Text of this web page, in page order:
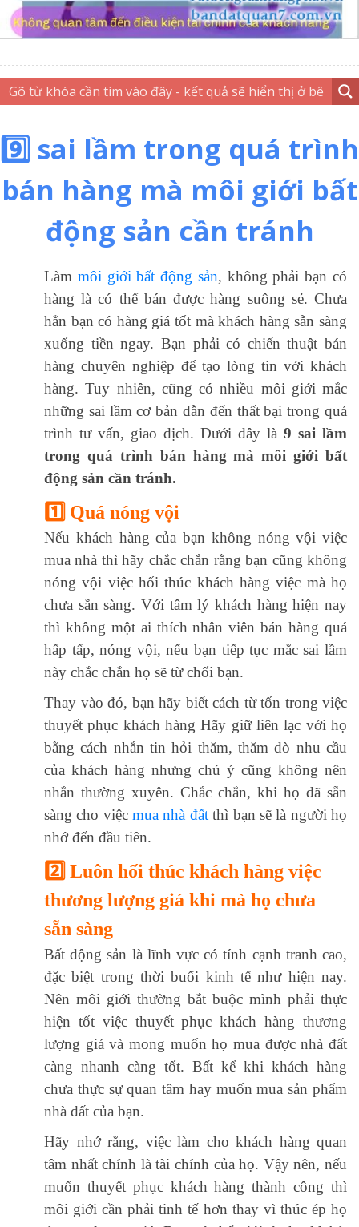
9️⃣ sai lầm trong quá trình
bán hàng mà môi giới bất
động sản cần tránh
Làm môi giới bất động sản, không phải bạn có
hàng là có thể bán được hàng suông sẻ. Chưa
hẳn bạn có hàng giá tốt mà khách hàng sẵn sàng
xuống tiền ngay. Bạn phải có chiến thuật bán
hàng chuyên nghiệp để tạo lòng tin với khách
hàng. Tuy nhiên, cũng có nhiều môi giới mắc
những sai lầm cơ bản dẫn đến thất bại trong quá
trình tư vấn, giao dịch. Dưới đây là 9 sai lầm
trong quá trình bán hàng mà môi giới bất
động sản cần tránh.
1️⃣ Quá nóng vội
Nếu khách hàng của bạn không nóng vội việc
mua nhà thì hãy chắc chắn rằng bạn cũng không
nóng vội việc hối thúc khách hàng việc mà họ
chưa sẵn sàng. Với tâm lý khách hàng hiện nay
thì không một ai thích nhân viên bán hàng quá
hấp tấp, nóng vội, nếu bạn tiếp tục mắc sai lầm
này chắc chắn họ sẽ từ chối bạn.
Thay vào đó, bạn hãy biết cách từ tốn trong việc
thuyết phục khách hàng Hãy giữ liên lạc với họ
bằng cách nhắn tin hỏi thăm, thăm dò nhu cầu
của khách hàng nhưng chú ý cũng không nên
nhắn thường xuyên. Chắc chắn, khi họ đã sẵn
sàng cho việcmua nhà đấtthì bạn sẽ là người họ
nhớ đến đầu tiên.
2️⃣ Luôn hối thúc khách hàng việc
thương lượng giá khi mà họ chưa
sẵn sàng
Bất động sản là lĩnh vực có tính cạnh tranh cao,
đặc biệt trong thời buổi kinh tế như hiện nay.
Nên môi giới thường bắt buộc mình phải thực
hiện tốt việc thuyết phục khách hàng thương
lượng giá và mong muốn họ mua được nhà đất
càng nhanh càng tốt. Bất kể khi khách hàng
chưa thực sự quan tâm hay muốn mua sản phẩm
nhà đất của bạn.
Hãy nhớ rằng, việc làm cho khách hàng quan
tâm nhất chính là tài chính của họ. Vậy nên, nếu
muốn thuyết phục khách hàng thành công thì
môi giới cần phải tinh tế hơn thay vì thúc ép họ